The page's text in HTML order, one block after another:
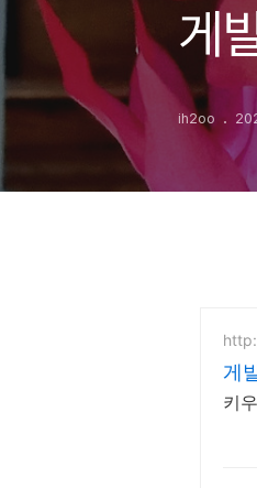
게
ih2oo
게
키